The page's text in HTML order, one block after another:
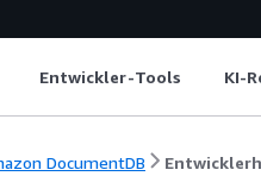
Entwickler-Tools KI-
DocumentDB